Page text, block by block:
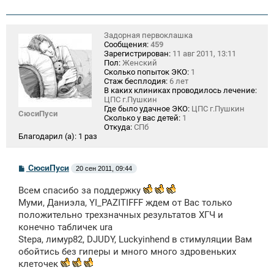
СюсиПуси
Задорная первоклашка
Сообщения: 459
Зарегистрирован: 11 авг 2011, 13:11
Пол: Женский
Сколько попыток ЭКО: 1
Стаж бесплодия: 6 лет
В каких клиниках проводилось лечение:
ЦПС г.Пушкин
Где было удачное ЭКО: ЦПС г.Пушкин
Сколько у вас детей: 1
Откуда: СПб
Благодарил (а): 1 раз
С
о
б
щ
е
н
и
е
СюсиПуси 20 сен 2011, 09:44
Всем спасибо за поддержку
Муми, Даниэла, YI_PAZITIFFF ждем от Вас только
положительно трехзначных результатов ХГЧ и
конечно табличек ura
Stepa, лимур82, DJUDY, Luckyinhend в стимуляции Вам
обойтись без гиперы и много много здровеньких
клеточек